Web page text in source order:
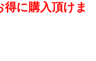
に購入頂けま